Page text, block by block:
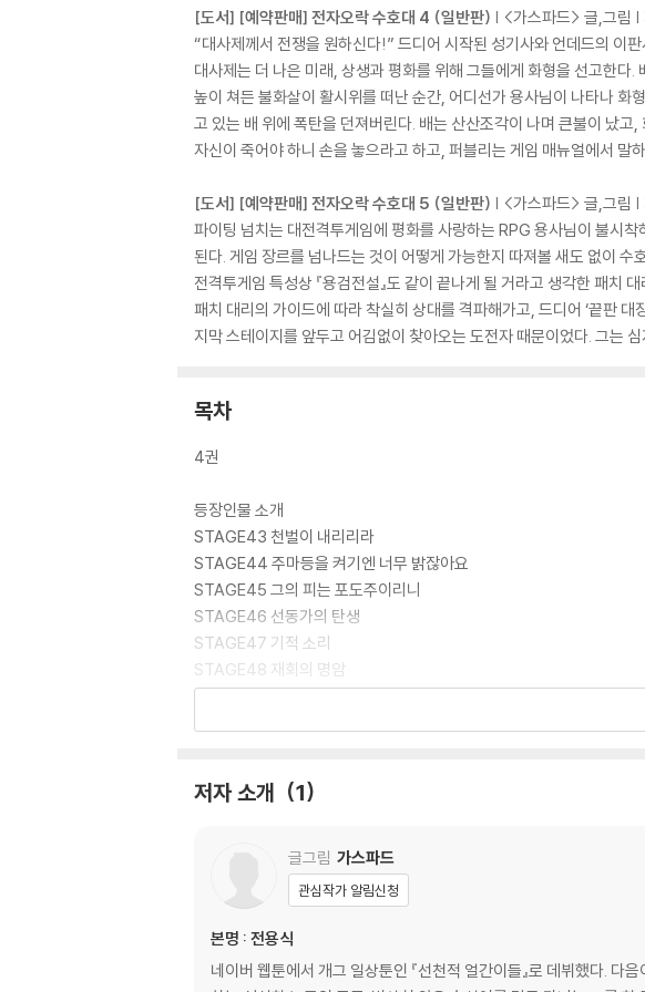
[도서] [예약판매] 전자오락 수호대 4 (일반판) | <가스파드> 글,그림 |
“대사제께서 전쟁을 원하신다!” 드디어 시작된 성기사와 언데드의 이
대사제는 더 나은 미래, 상생과 평화를 위해 그들에게 화형을 선고한
높이 쳐든 불화살이 활시위를 떠난 순간, 어디선가 용사님이 나타나 화
고 있는 배 위에 폭탄을 던져버린다. 배는 산산조각이 나며 큰불이 났
자신이 죽어야 하니 손을 놓으라고 하고, 퍼블리는 게임 매뉴얼에서 말
[도서] [예약판매] 전자오락 수호대 5 (일반판) | <가스파드> 글,그림 |
파이팅 넘치는 대전격투게임에 평화를 사랑하는 RPG 용사님이 불시
된다. 게임 장르를 넘나드는 것이 어떻게 가능한지 따져볼 새도 없이
전격투게임 특성상 『용검전설』도 같이 끝나게 될 거라고 생각한 패
패치 대리의 가이드에 따라 착실히 상대를 격파해가고, 드디어 ‘끝판
지막 스테이지를 앞두고 어김없이 찾아오는 도전자 때문이었다. 그는
목차
4권
등장인물 소개
STAGE43 천벌이 내리리라
STAGE44 주마등을 켜기엔 너무 밝잖아요
STAGE45 그의 피는 포도주이리니
STAGE46 선동가의 탄생
STAGE47 기적 소리
STAGE48 재회의 명암
STAGE49 신성은 마음속에
STAGE53 무차별 모험의 서
전자오락 수호대 네컷만화
등장인물 소개
저자 소개 1
글그림 가스파드
관심작가 알림신청
본명 : 전용식
네이버 웹툰에서 개그 일상툰인 『선천적 얼간이들』로 데뷔했다. 다